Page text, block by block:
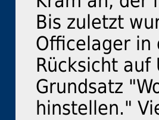
Bis zuletzt
Officelager in
Rücksicht auf
Grundsatz
hinstellen."